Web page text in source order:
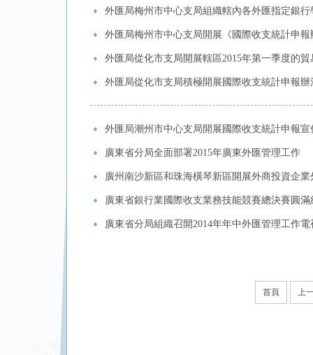
外匯局梅州市中心支局組織轄內各外匯指定銀
外匯局梅州市中心支局開展《國際收支統計申
外匯局從化市支局開展轄區2015年第一季度的
外匯局從化市支局積極開展國際收支統計申報辦
外匯局潮州市中心支局開展國際收支統計申報宣
廣東省分局全面部署2015年廣東外匯管理工作
廣州南沙新區和珠海橫琴新區開展外商投資企
廣東省銀行業國際收支業務技能競賽總決賽圓滿
廣東省分局組織召開2014年年中外匯管理工作
首頁 上